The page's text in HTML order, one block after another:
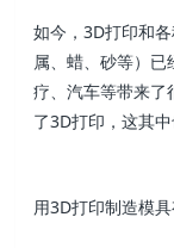
如今，3D打印和
属、蜡、砂等）
疗、汽车等带来了
了3D打印，这其中
用3D打印制造模具